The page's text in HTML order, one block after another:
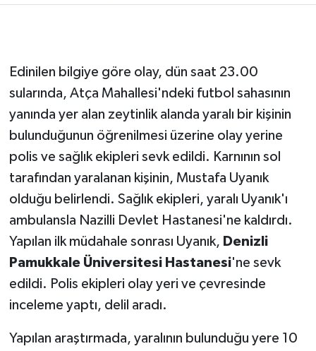
Edinilen bilgiye göre olay, dün saat 23.00
sularında, Atça Mahallesi'ndeki futbol sahasının
yanında yer alan zeytinlik alanda yaralı bir kişinin
bulunduğunun öğrenilmesi üzerine olay yerine
polis ve sağlık ekipleri sevk edildi. Karnının sol
tarafından yaralanan kişinin, Mustafa Uyanık
olduğu belirlendi. Sağlık ekipleri, yaralı Uyanık'ı
ambulansla Nazilli Devlet Hastanesi'ne kaldırdı.
Yapılan ilk müdahale sonrası Uyanık, Denizli
Pamukkale Üniversitesi Hastanesi'ne sevk
edildi. Polis ekipleri olay yeri ve çevresinde
inceleme yaptı, delil aradı.
Yapılan araştırmada, yaralının bulunduğu yere 10